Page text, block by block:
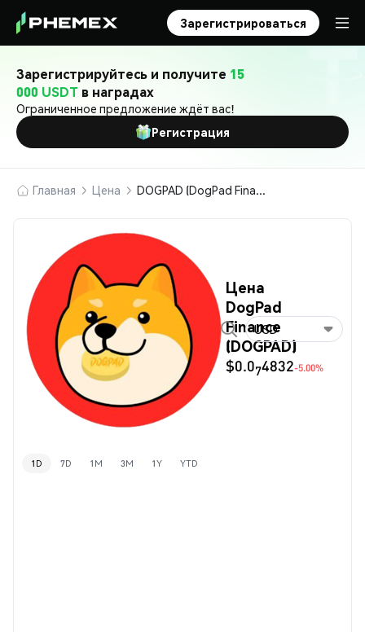
Зарегистрироваться
Зарегистрируйтесь и получите 15
000 USDT в наградах
Ограниченное предложение ждёт вас!
Регистрация
Главная Цена DOGPAD (DogPad Finance)
Цена
DogPad
Finance
(DOGPAD)
$0.074832-5.00%
USD
1D 7D 1M 3M 1Y YTD